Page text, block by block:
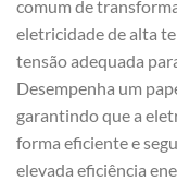
comum de
eletricidade de alta
tensão adequada
Desempenha um
garantindo que a
forma eficiente e
elevada eficiência